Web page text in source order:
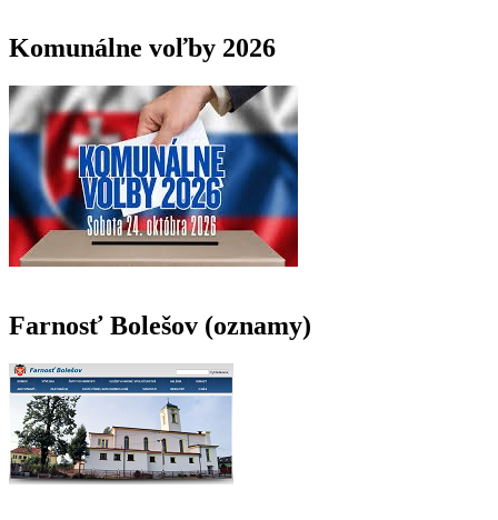
Komunálne voľby 2026
Farnosť Bolešov (oznamy)